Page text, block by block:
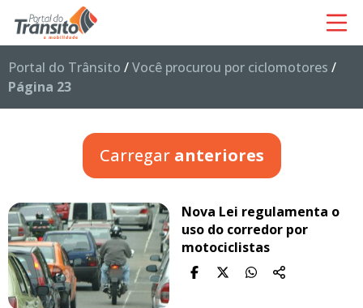
Portal do Trânsito /Você procurou por ciclomotores /
Página 23
Carregar anteriores
Nova Lei regulamenta o
uso do corredor por
motociclistas